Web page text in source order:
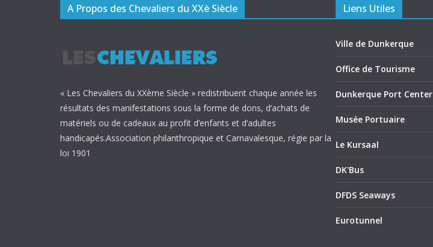
A Propos des Chevaliers du XXè Siècle
« Les Chevaliers du XXème Siècle » redistribuent chaque année les
résultats des manifestations sous la forme de dons, d’achats de
matériels ou de cadeaux au profit d’enfants et d’adultes
handicapés.Association philanthropique et Carnavalesque, régie par la
loi 1901
Liens Utiles
Ville de Dunkerque
Office de Tourisme
Dunkerque Port Center
Musée Portuaire
Le Kursaal
DK'Bus
DFDS Seaways
Eurotunnel